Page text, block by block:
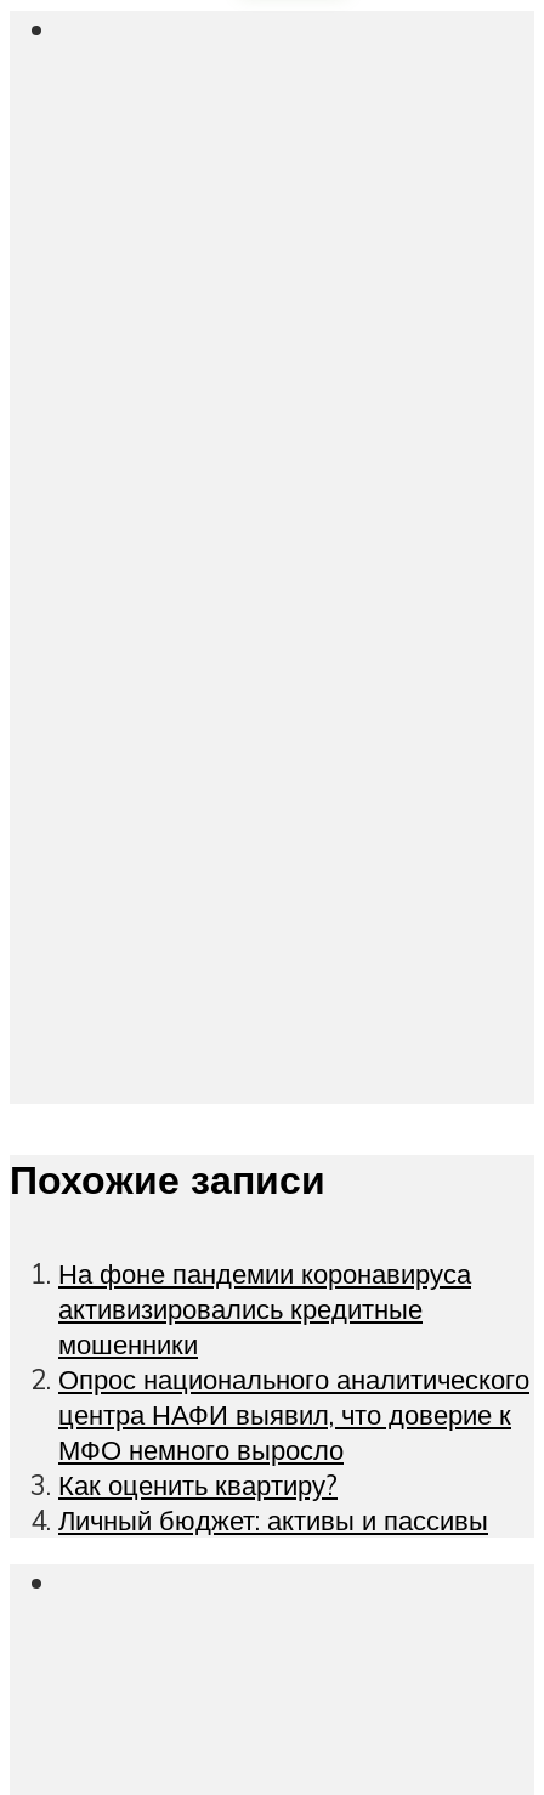
Похожие записи
На фоне пандемии коронавируса
активизировались кредитные
мошенники
Опрос национального аналитического
центра НАФИ выявил, что доверие к
МФО немного выросло
Как оценить квартиру?
Личный бюджет: активы и пассивы